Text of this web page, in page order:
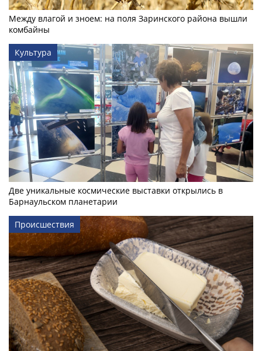
Между влагой и зноем: на поля Заринского района вышли
комбайны
Культура
Две уникальные космические выставки открылись в
Барнаульском планетарии
Происшествия